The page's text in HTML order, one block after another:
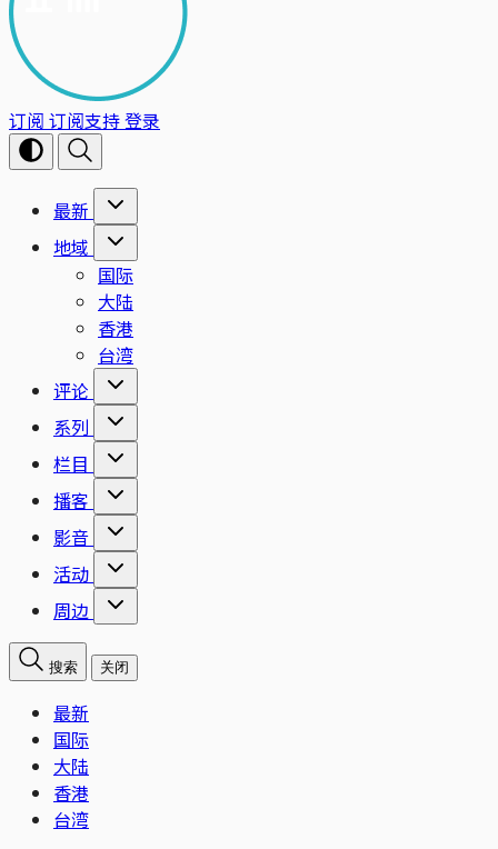
订阅 订阅支持登录
最新
地域
国际
大陆
香港
台湾
评论
系列
栏目
播客
影音
活动
周边
搜索 关闭
最新
国际
大陆
香港
台湾